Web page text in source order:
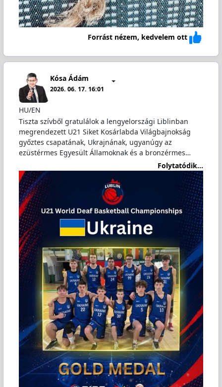
Forrást nézem, kedvelem ott
Kósa Ádám
2026. 06. 17. 16:01
HU/EN
Tiszta szívből gratulálok a lengyelországi Liblinban
megrendezett U21 Siket Kosárlabda Világbajnokság
győztes csapatának, Ukrajnának, ugyanúgy az
ezüstérmes Egyesült Államoknak és a bronzérmes…
Folytatódik...